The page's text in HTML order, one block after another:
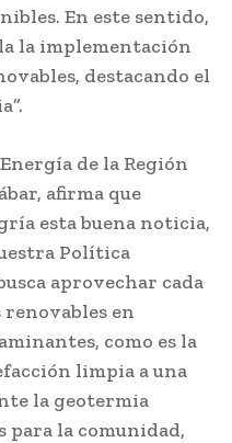
En este sentido,
la implementación
destacando el
de la Región
afirma que
esta buena noticia,
Política
aprovechar cada
en
como es la
limpia a una
la geotermia
para la comunidad,